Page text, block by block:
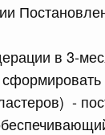
в 3-
-
г. № 921
30 ноября 2022